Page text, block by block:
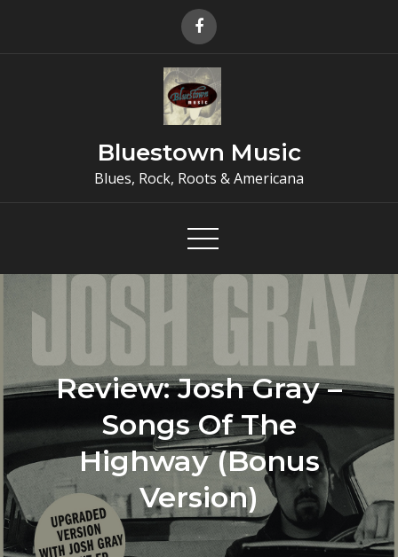
Bluestown Music
Blues, Rock, Roots & Americana
Review: Josh Gray –
Songs Of The
Highway (Bonus
Version)